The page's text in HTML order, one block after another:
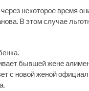
некоторое время
В этом случае
бывшей жене
с новой женой